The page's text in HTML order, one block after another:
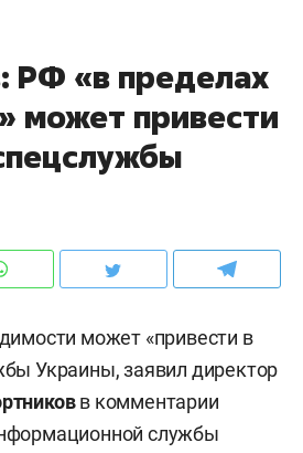
РФ «в пределах
может привести
может «привести в
Украины, заявил директор
в комментарии
службы